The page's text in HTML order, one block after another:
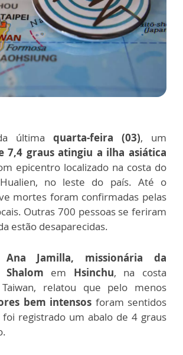
última quarta-feira (03), um
7,4 graus atingiu a ilha asiática
epicentro localizado na costa do
no leste do país. Até o
mortes foram confirmadas pelas
Outras 700 pessoas se feriram
estão desaparecidas.
Ana Jamilla, missionária da
Shalom em Hsinchu, na costa
relatou que pelo menos
bem intensos foram sentidos
registrado um abalo de 4 graus